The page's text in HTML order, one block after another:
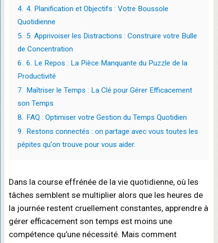
4. 4. Planification et Objectifs : Votre Boussole
Quotidienne
5. 5. Apprivoiser les Distractions : Construire votre Bulle
de Concentration
6. 6. Le Repos : La Pièce Manquante du Puzzle de la
Productivité
7. Maîtriser le Temps : La Clé pour Gérer Efficacement
son Temps
8. FAQ : Optimiser votre Gestion du Temps Quotidien
9. Restons connectés : on partage avec vous toutes les
pépites qu'on trouve pour vous aider.
Dans la course effrénée de la vie quotidienne, où les
tâches semblent se multiplier alors que les heures de
la journée restent cruellement constantes, apprendre à
gérer efficacement son temps est moins une
compétence qu’une nécessité. Mais comment